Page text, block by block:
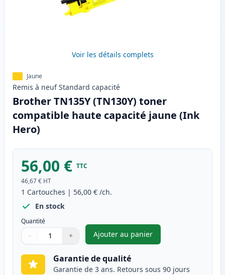
Voir les détails complets
Jaune
Remis à neuf Standard capacité
Brother TN135Y (TN130Y) toner
compatible haute capacité jaune (Ink
Hero)
56,00 € TTC
46,67 € HT
1 Cartouches | 56,00 € /ch.
En stock
Quantité
Quantité
Utilisez les boutons pour ajuster
− +
Quantité
Ajouter au panier
,Brother TN135Y (TN130Y)
Garantie de qualité
Garantie de 3 ans. Retours sous 90 jours